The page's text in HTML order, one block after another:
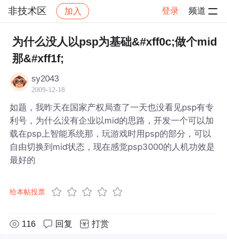
非技术区 加入 登录 频道
社区 非技术区 帖子详情
为什么没人以psp为基础&#xff0c;做个mid
那&#xff1f;
sy2043
2009-12-18
如题，我昨天在国家产权局查了一天也没看见psp有专
利号，为什么没有企业以mid的思路，开发一个可以加
载在psp上智能系统那，玩游戏时用psp的部分，可以
自由切换到mid状态，现在感觉psp3000的人机功效是
最好的
给本帖投票
116 回复 打赏